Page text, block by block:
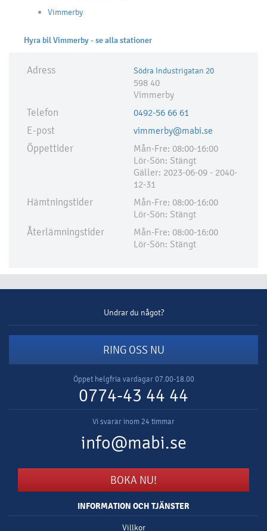
Vimmerby
Hyra bil Vimmerby - se alla stationer
Adress Södra Industrigatan 20
598 40
Vimmerby
Telefon 0492-56 66 61
E-post vimmerby@mabi.se
Öppettider
Mån-Fre: 08:00-16:00
Lör-Sön: Stängt
Gäller: 2023-06-09 - 2040-
12-31
Hämtningstider
Mån-Fre: 08:00-16:00
Lör-Sön: Stängt
Återlämningstider
Mån-Fre: 08:00-16:00
Lör-Sön: Stängt
Undrar du något?
RING OSS NU
Öppet helgfria vardagar 07.00-18.00
0774-43 44 44
Vi svarar inom 24 timmar
info@mabi.se
BOKA NU!
INFORMATION OCH TJÄNSTER
Villkor